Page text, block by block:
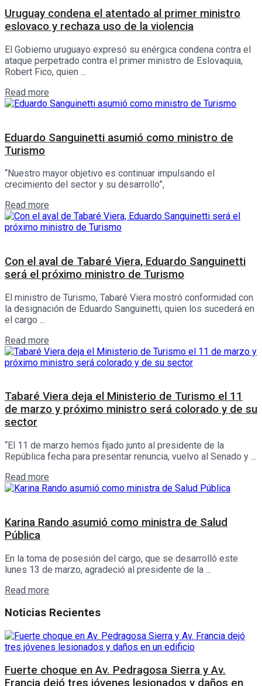
Uruguay condena el atentado al primer ministro
eslovaco y rechaza uso de la violencia
El Gobierno uruguayo expresó su enérgica condena contra el
ataque perpetrado contra el primer ministro de Eslovaquia,
Robert Fico, quien ...
Read more
Eduardo Sanguinetti asumió como ministro de
Turismo
“Nuestro mayor objetivo es continuar impulsando el
crecimiento del sector y su desarrollo”,
Read more
Con el aval de Tabaré Viera, Eduardo Sanguinetti
será el próximo ministro de Turismo
El ministro de Turismo, Tabaré Viera mostró conformidad con
la designación de Eduardo Sanguinetti, quien los sucederá en
el cargo ...
Read more
Tabaré Viera deja el Ministerio de Turismo el 11
de marzo y próximo ministro será colorado y de su
sector
“El 11 de marzo hemos fijado junto al presidente de la
República fecha para presentar renuncia, vuelvo al Senado y ...
Read more
Karina Rando asumió como ministra de Salud
Pública
En la toma de posesión del cargo, que se desarrolló este
lunes 13 de marzo, agradeció al presidente de la ...
Read more
Noticias Recientes
Fuerte choque en Av. Pedragosa Sierra y Av.
Francia dejó tres jóvenes lesionados y daños en